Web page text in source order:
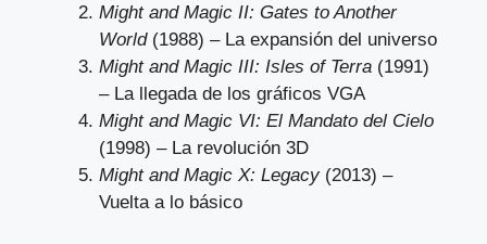
Might and Magic II: Gates to Another
World(1988) – La expansión del universo
Might and Magic III: Isles of Terra (1991)
– La llegada de los gráficos VGA
Might and Magic VI: El Mandato del Cielo
(1998) – La revolución 3D
Might and Magic X: Legacy(2013) –
Vuelta a lo básico